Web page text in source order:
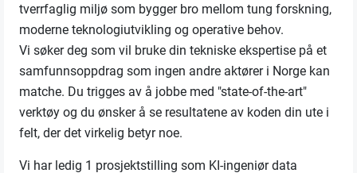
tverrfaglig miljø som bygger bro mellom tung forskning,
moderne teknologiutvikling og operative behov.
Vi søker deg som vil bruke din tekniske ekspertise på et
samfunnsoppdrag som ingen andre aktører i Norge kan
matche. Du trigges av å jobbe med "state-of-the-art"
verktøy og du ønsker å se resultatene av koden din ute i
felt, der det virkelig betyr noe.
Vi har ledig 1 prosjektstilling som KI-ingeniør data